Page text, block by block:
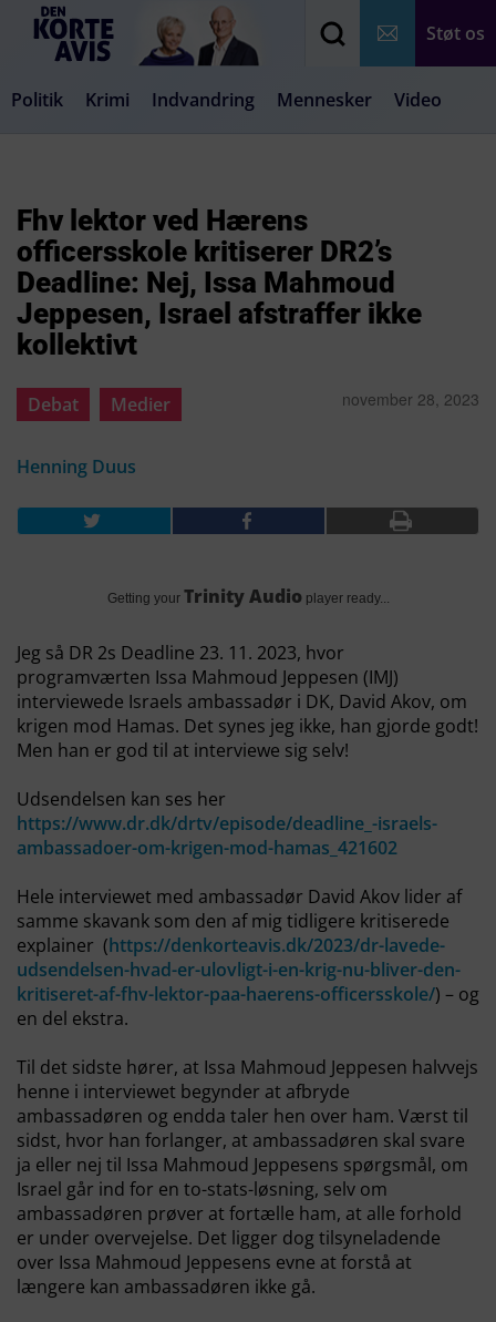
Støt os
Politik Krimi Indvandring Mennesker Video
Fhv lektor ved Hærens
officersskole kritiserer DR2’s
Deadline: Nej, Issa Mahmoud
Jeppesen, Israel afstraffer ikke
kollektivt
Debat Medier november 28, 2023
Henning Duus
Getting your Trinity Audio player ready...
Jeg så DR 2s Deadline 23. 11. 2023, hvor
programværten Issa Mahmoud Jeppesen (IMJ)
interviewede Israels ambassadør i DK, David Akov, om
krigen mod Hamas. Det synes jeg ikke, han gjorde godt!
Men han er god til at interviewe sig selv!
Udsendelsen kan ses her
https://www.dr.dk/drtv/episode/deadline_-israels-
ambassadoer-om-krigen-mod-hamas_421602
Hele interviewet med ambassadør David Akov lider af
samme skavank som den af mig tidligere kritiserede
explainer (https://denkorteavis.dk/2023/dr-lavede-
udsendelsen-hvad-er-ulovligt-i-en-krig-nu-bliver-den-
kritiseret-af-fhv-lektor-paa-haerens-officersskole/) – og
en del ekstra.
Til det sidste hører, at Issa Mahmoud Jeppesen halvvejs
henne i interviewet begynder at afbryde
ambassadøren og endda taler hen over ham. Værst til
sidst, hvor han forlanger, at ambassadøren skal svare
ja eller nej til Issa Mahmoud Jeppesens spørgsmål, om
Israel går ind for en to-stats-løsning, selv om
ambassadøren prøver at fortælle ham, at alle forhold
er under overvejelse. Det ligger dog tilsyneladende
over Issa Mahmoud Jeppesens evne at forstå at
længere kan ambassadøren ikke gå.